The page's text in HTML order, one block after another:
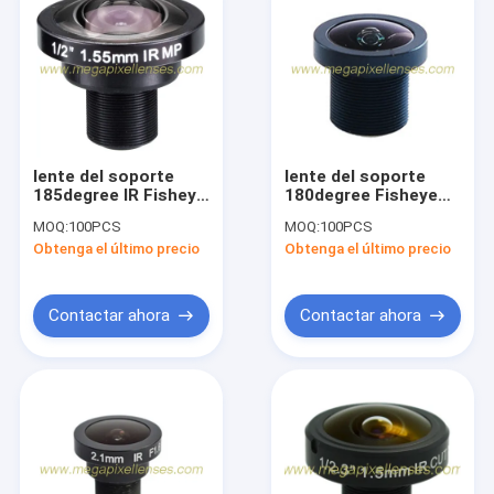
Products
About Us
lente del soporte
185degree IR Fisheye
5Megapixel M12 del
1/2” 1.55m m, lente
MOQ:100PCS
Obtenga el último precio
Contactar ahora
lente del soporte
180degree Fisheye
3Megapixel M12x0.5
para el 1/2” 1/3" 1/4"
MOQ:100PCS
Obtenga el último precio
Contactar ahora